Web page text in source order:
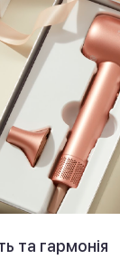
та гармонія